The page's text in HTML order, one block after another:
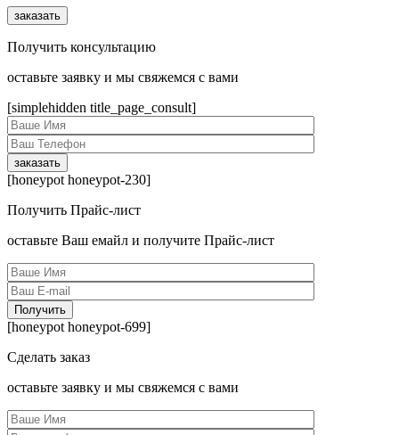
Получить консультацию
оcтавьте заявку и мы свяжемся с вами
[simplehidden title_page_consult]
[honeypot honeypot-230]
Получить Прайс-лист
оcтавьте Ваш емайл и получите Прайс-лист
[honeypot honeypot-699]
Сделать заказ
оcтавьте заявку и мы свяжемся с вами